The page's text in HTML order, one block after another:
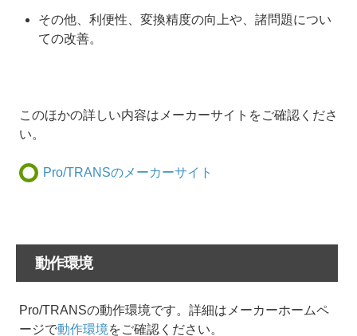
その他、利便性、変換精度の向上や、諸問題につい
ての改善。
このほかの詳しい内容はメーカーサイトをご確認くださ
い。
Pro/TRANSのメーカーサイト
動作環境
Pro/TRANSの動作環境です。詳細はメーカーホームペ
ージで動作環境をご確認ください。